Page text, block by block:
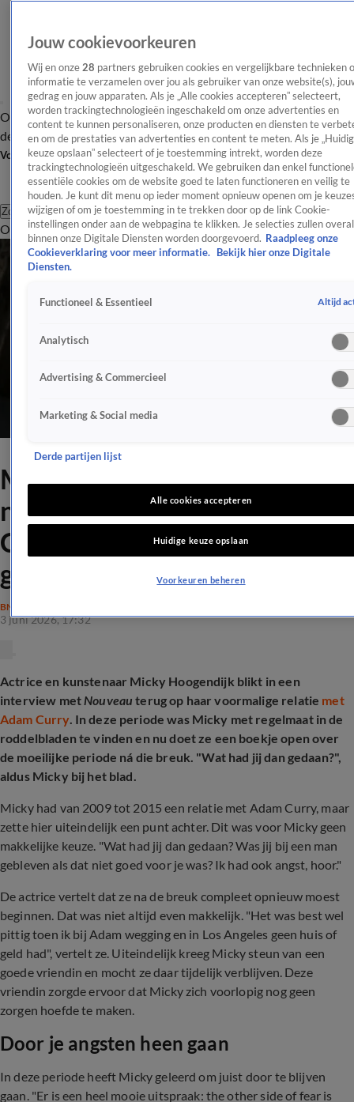
OverzichtAfleveringen Entertainment TV Algemeen
Tip
de redactieNieuwsbrief
Volg Shownieuws
Zoeken
OverzichtEntertainmentSpraakmakendRealityCrimeVideo's
Micky Hoogendijk had angst
na relatiebreuk met Adam
Curry: 'Wat had jij dan
gedaan?'
BN'ERS
3 juni 2026, 17:32
Actrice en kunstenaar Micky Hoogendijk blikt in een
interview metNouveauterug op haar voormalige relatie met
Adam Curry. In deze periode was Micky met regelmaat in de
roddelbladen te vinden en nu doet ze een boekje open over
de moeilijke periode ná die breuk. "Wat had jij dan gedaan?",
aldus Micky bij het blad.
Micky had van 2009 tot 2015 een relatie met Adam Curry, maar
zette hier uiteindelijk een punt achter. Dit was voor Micky geen
makkelijke keuze. "Wat had jij dan gedaan? Was jij bij een man
gebleven als dat niet goed voor je was? Ik had ook angst, hoor."
De actrice vertelt dat ze na de breuk compleet opnieuw moest
beginnen. Dat was niet altijd even makkelijk. "Het was best wel
pittig toen ik bij Adam wegging en in Los Angeles geen huis of
geld had", vertelt ze. Uiteindelijk kreeg Micky steun van een
goede vriendin en mocht ze daar tijdelijk verblijven. Deze
vriendin zorgde ervoor dat Micky zich voorlopig nog geen
zorgen hoefde te maken.
Door je angsten heen gaan
In deze periode heeft Micky geleerd om juist door te blijven
gaan. "Er is een heel mooie uitspraak: the other side of fear is
Jouw cookievoorkeuren
Wij en onze 28 partners gebruiken cookies en vergelijkbare technieken
informatie te verzamelen over jou als gebruiker van onze website(s),
gedrag en jouw apparaten. Als je „Alle cookies accepteren” selecteert,
worden trackingtechnologieën ingeschakeld om onze advertenties en
content te kunnen personaliseren, onze producten en diensten te
en om de prestaties van advertenties en content te meten. Als je
keuze opslaan” selecteert of je toestemming intrekt, worden deze
trackingtechnologieën uitgeschakeld. We gebruiken dan enkel
essentiële cookies om de website goed te laten functioneren en veilig te
houden. Je kunt dit menu op ieder moment opnieuw openen om je
wijzigen of om je toestemming in te trekken door op de link Cookie-
instellingen onder aan de webpagina te klikken. Je selecties zullen overal
binnen onze Digitale Diensten worden doorgevoerd. Raadpleeg onze
Cookieverklaring voor meer informatie.
Bekijk hier onze Digitale
Diensten.
Functioneel & Essentieel Altijd
Analytisch
Advertising & Commercieel
Marketing & Social media
Derde partijen lijst
Alle cookies accepteren
Huidige keuze opslaan
Voorkeuren beheren